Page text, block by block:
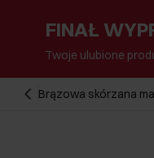
FINAŁ
Twoje ulubione
Brązowa skórzana